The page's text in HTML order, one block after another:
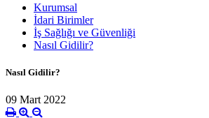
Kurumsal
İdari Birimler
İş Sağlığı ve Güvenliği
Nasıl Gidilir?
Nasıl Gidilir?
09 Mart 2022